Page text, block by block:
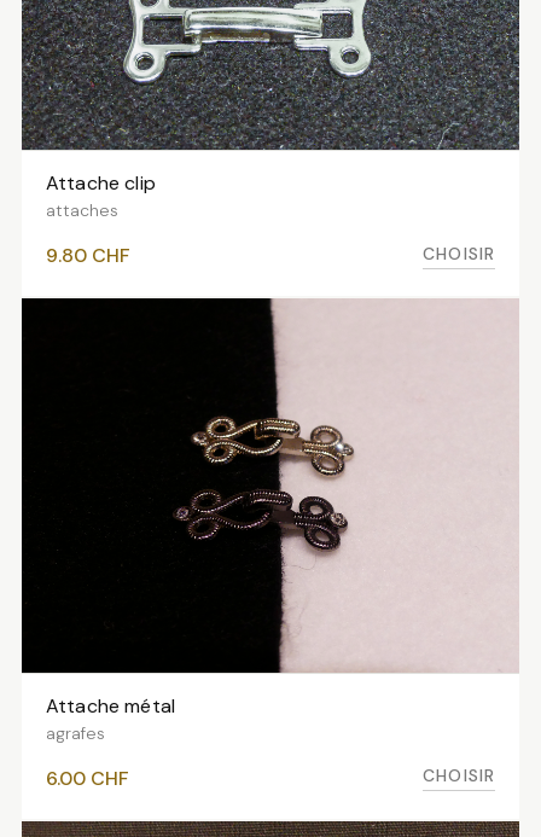
Attache clip
attaches
9.80 CHF CHOISIR
VOIR LES VARIANTES
Attache métal
agrafes
6.00 CHF CHOISIR